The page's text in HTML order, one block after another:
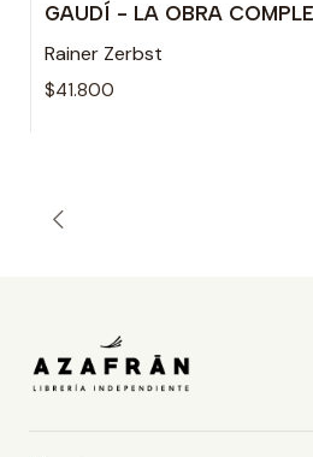
GAUDÍ - LA OBRA
Rainer Zerbst
$41.800